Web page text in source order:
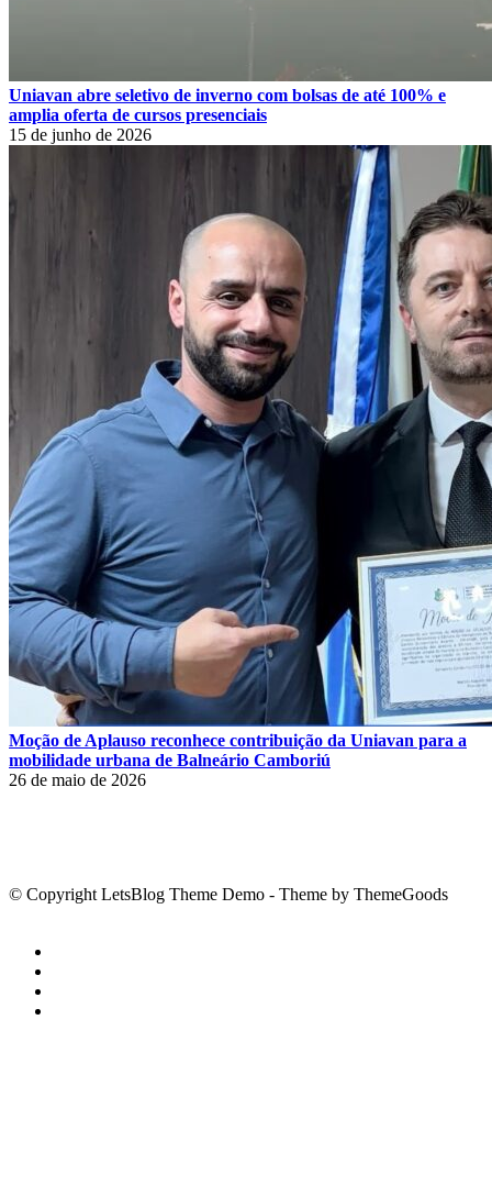
Uniavan abre seletivo de inverno com bolsas de até 100% e
amplia oferta de cursos presenciais
15 de junho de 2026
Moção de Aplauso reconhece contribuição da Uniavan para a
mobilidade urbana de Balneário Camboriú
26 de maio de 2026
© Copyright LetsBlog Theme Demo - Theme by ThemeGoods